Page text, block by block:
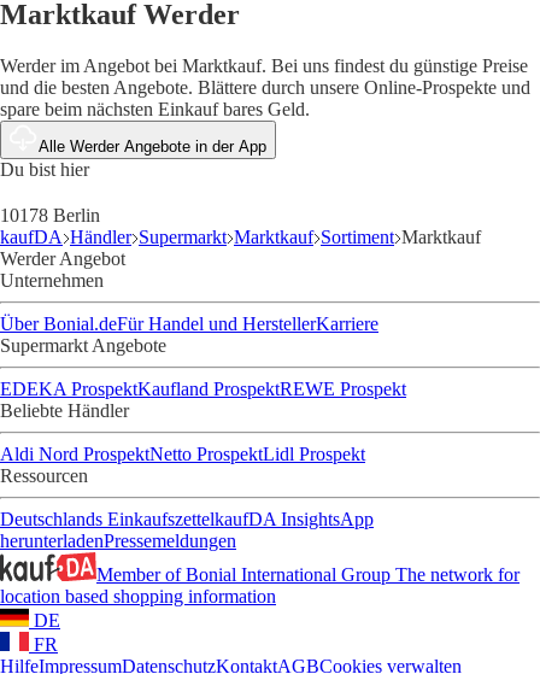
Marktkauf Werder
Werder im Angebot bei Marktkauf. Bei uns findest du günstige Preise
und die besten Angebote. Blättere durch unsere Online-Prospekte und
spare beim nächsten Einkauf bares Geld.
Alle Werder Angebote in der App
Du bist hier
10178 Berlin
kaufDA Händler Supermarkt Marktkauf Sortiment Marktkauf
Werder Angebot
Unternehmen
Über Bonial.deFür Handel und HerstellerKarriere
Supermarkt Angebote
EDEKA ProspektKaufland ProspektREWE Prospekt
Beliebte Händler
Aldi Nord ProspektNetto ProspektLidl Prospekt
Ressourcen
Deutschlands EinkaufszettelkaufDA InsightsApp
herunterladenPressemeldungen
Member of Bonial International Group The network for
location based shopping information
DE
FR
HilfeImpressumDatenschutzKontaktAGBCookies verwalten